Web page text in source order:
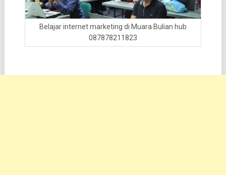
Belajar internet marketing di Muara Bulian hub
087878211823